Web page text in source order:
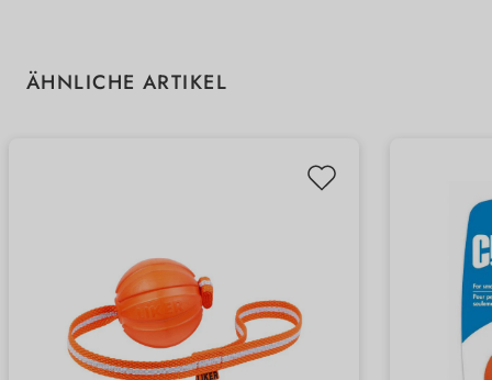
Produktgalerie überspringen
ÄHNLICHE ARTIKEL